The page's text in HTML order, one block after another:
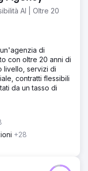
AI | Oltre 20
di
con oltre 20 anni di
livello, servizi di
contratti flessibili
da un tasso di
+28